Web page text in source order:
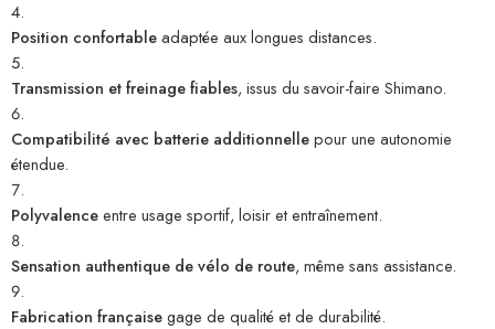
Position confortableadaptée aux longues distances.
Transmission et freinage fiables, issus du savoir-faire Shimano.
Compatibilité avec batterie additionnellepour une autonomie
étendue.
Polyvalenceentre usage sportif, loisir et entraînement.
Sensation authentique de vélo de route, même sans assistance.
Fabrication françaisegage de qualité et de durabilité.